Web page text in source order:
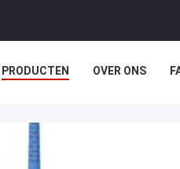
PRODUCTEN OVER ONS